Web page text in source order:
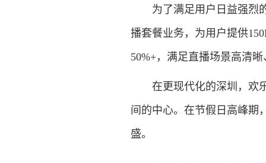
为了满足用户日益强烈的
播套餐业务，为用户提供
50%+，满足直播场景高清
在更现代化的深圳，欢乐
间的中心。在节假日高峰期
盛。